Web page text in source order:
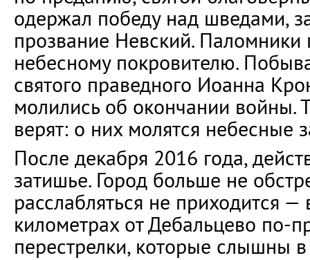
одержал победу над шведами,
прозвание Невский. Паломники
небесному покровителю.
святого праведного Иоанна
молились об окончании войны.
верят: о них молятся небесные
После декабря 2016 года,
затишье. Город больше не
расслабляться не приходится —
километрах от Дебальцево по-
перестрелки, которые слышны